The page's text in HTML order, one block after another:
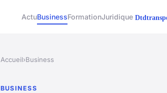
ActuBusinessFormationJuridique
Accueil›Business
BUSINESS